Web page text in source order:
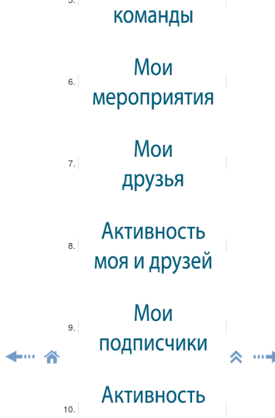
реализации своего проекта без задержек. С "Мегастроем"
вы экономите время и деньги, получая при этом
доставкой – "Мегастрой" позаботится обо всем. Просто
выберите нужную трубу, оформите заказ, и мы доставим
его прямо к вашей двери.
Просмотр...
Формирование цены на обрезную доску – процесс
многогранный, зависящий от ряда экономических и
популярного строительного материала. Первостепенное
значение имеет стоимость сырья. Цена круглой
древесины, поступающей на пилораму, варьируется в
зависимости от породы дерева (сосна, ель, лиственница и
региона заготовки. Транспортные расходы, связанные с
доставкой леса до места переработки, также включаются
в себестоимость. Второй важный фактор – затраты на
производство. Они включают в себя расходы на
электроэнергию, оплату труда персонала, амортизацию
древесины), ремонт и обслуживание техники. Более
современное и автоматизированное производство обычно